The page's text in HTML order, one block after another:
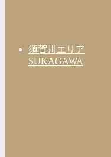
須賀川エリア
SUKAGAWA